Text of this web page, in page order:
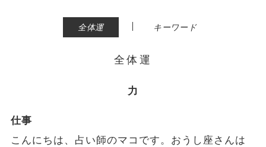
全体運 | キーワード
全体運
力
仕事
こんにちは、占い師のマコです。おうし座さんは